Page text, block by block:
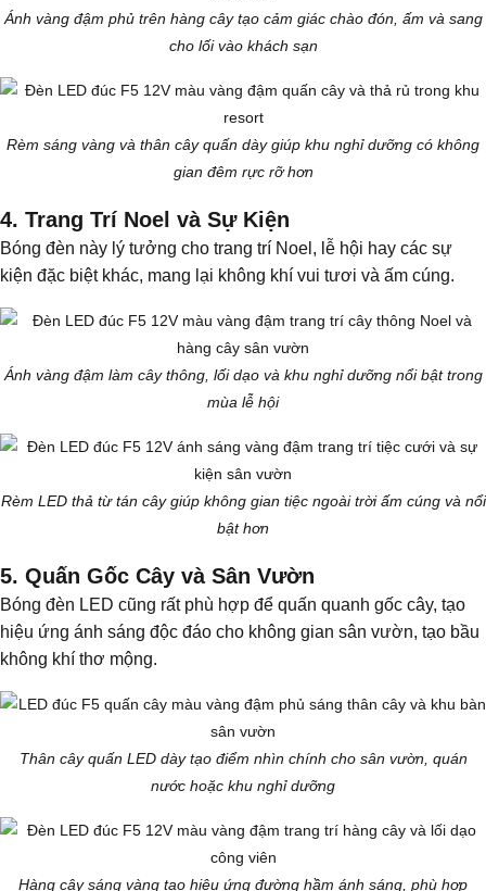
Ánh vàng đậm phủ trên hàng cây tạo cảm giác chào đón, ấm và sang
cho lối vào khách sạn
Rèm sáng vàng và thân cây quấn dày giúp khu nghỉ dưỡng có không
gian đêm rực rỡ hơn
4. Trang Trí Noel và Sự Kiện
Bóng đèn này lý tưởng cho trang trí Noel, lễ hội hay các sự
kiện đặc biệt khác, mang lại không khí vui tươi và ấm cúng.
Ánh vàng đậm làm cây thông, lối dạo và khu nghỉ dưỡng nổi bật trong
mùa lễ hội
Rèm LED thả từ tán cây giúp không gian tiệc ngoài trời ấm cúng và nổi
bật hơn
5. Quấn Gốc Cây và Sân Vườn
Bóng đèn LED cũng rất phù hợp để quấn quanh gốc cây, tạo
hiệu ứng ánh sáng độc đáo cho không gian sân vườn, tạo bầu
không khí thơ mộng.
Thân cây quấn LED dày tạo điểm nhìn chính cho sân vườn, quán
nước hoặc khu nghỉ dưỡng
Hàng cây sáng vàng tạo hiệu ứng đường hầm ánh sáng, phù hợp